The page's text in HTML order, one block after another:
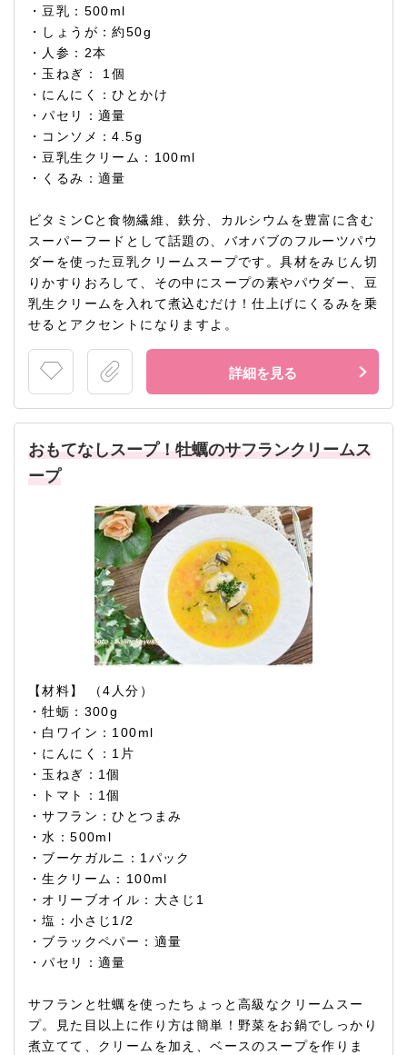
・豆乳：500ml
・しょうが：約50g
・人参：2本
・玉ねぎ： 1個
・にんにく：ひとかけ
・パセリ：適量
・コンソメ：4.5g
・豆乳生クリーム：100ml
・くるみ：適量
ビタミンCと食物繊維、鉄分、カルシウムを豊富に含む
スーパーフードとして話題の、バオバブのフルーツパウ
ダーを使った豆乳クリームスープです。具材をみじん切
りかすりおろして、その中にスープの素やパウダー、豆
乳生クリームを入れて煮込むだけ！仕上げにくるみを乗
せるとアクセントになりますよ。
詳細を見る
おもてなしスープ！牡蠣のサフランクリームス
ープ
【材料】 （4人分）
・牡蛎：300g
・白ワイン：100ml
・にんにく：1片
・玉ねぎ：1個
・トマト：1個
・サフラン：ひとつまみ
・水：500ml
・ブーケガルニ：1パック
・生クリーム：100ml
・オリーブオイル：大さじ1
・塩：小さじ1/2
・ブラックペパー：適量
・パセリ：適量
サフランと牡蠣を使ったちょっと高級なクリームスー
プ。見た目以上に作り方は簡単！野菜をお鍋でしっかり
煮立てて、クリームを加え、ベースのスープを作りま